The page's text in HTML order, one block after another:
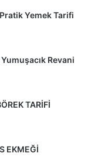
Yemek Tarifi
Revani
TARİFİ
EKMEĞİ